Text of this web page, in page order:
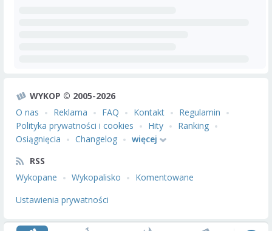
WYKOP © 2005-2026
O nas
Reklama FAQ Kontakt
Regulamin
Polityka prywatności i cookies
Hity
Ranking
Osiągnięcia
Changelog
więcej
RSS
Wykopane
Wykopalisko
Komentowane
Ustawienia prywatności